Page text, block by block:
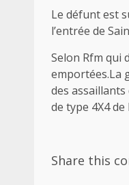
Le défunt est
l’entrée de
Selon Rfm qui
emportées.La
des
de type 4X4
Share this